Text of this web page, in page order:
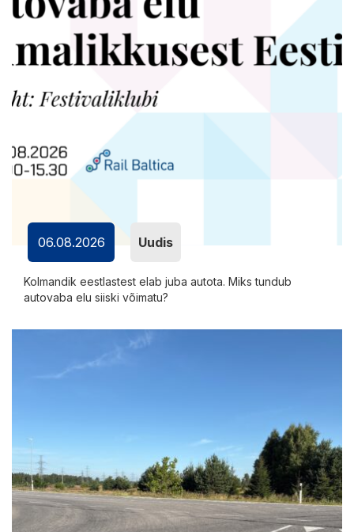
06.08.2026 Uudis
Kolmandik eestlastest elab juba autota. Miks tundub
autovaba elu siiski võimatu?